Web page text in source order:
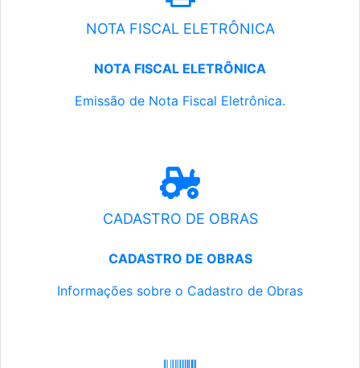
NOTA FISCAL ELETRÔNICA
NOTA FISCAL ELETRÔNICA
Emissão de Nota Fiscal Eletrônica.
CADASTRO DE OBRAS
CADASTRO DE OBRAS
Informações sobre o Cadastro de Obras